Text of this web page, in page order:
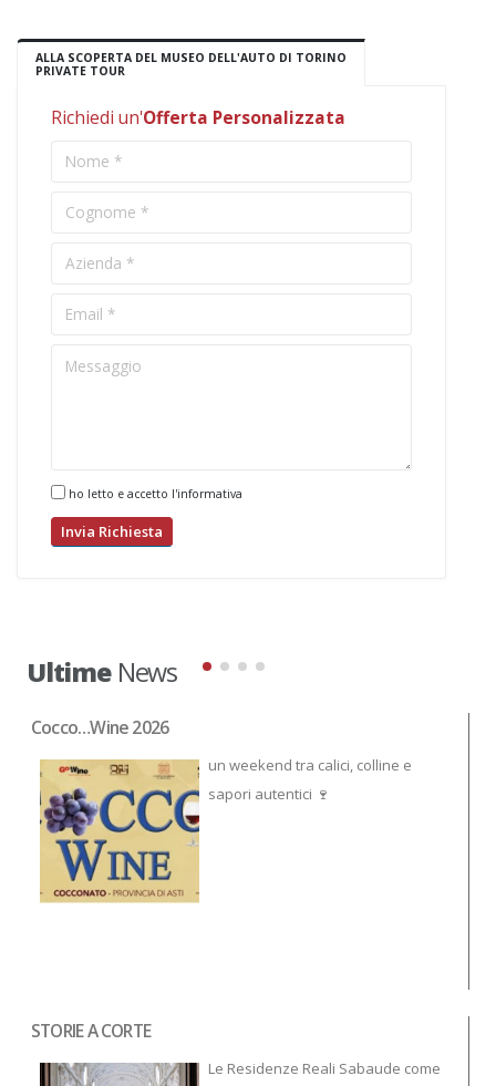
ALLA SCOPERTA DEL MUSEO DELL'AUTO DI TORINO
PRIVATE TOUR
Richiedi un'Offerta Personalizzata
ho letto e accetto l'informativa
UltimeNews
Cocco…Wine 2026
un weekend tra calici, colline e
sapori autentici 🍷
STORIE A CORTE
Le Residenze Reali Sabaude come